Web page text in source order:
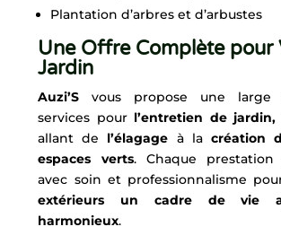
Plantation d’arbres et d’arbustes
Une Offre Complète pour
Jardin
Auzi’S
vous propose une large
services pour l’entretien de jardin,
allant de
l’élagage à la création
espaces verts. Chaque prestation
avec soin et professionnalisme
extérieurs un cadre de vie
harmonieux.